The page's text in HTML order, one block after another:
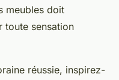
meubles doit
toute sensation
réussie, inspirez-